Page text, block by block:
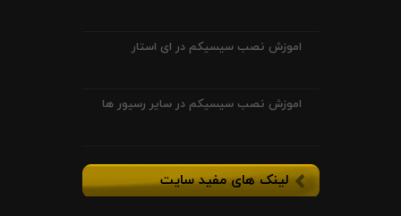
اموزش نصب سیسیکم در ای استار
اموزش نصب سیسیکم در سایر رسیور ها
لینک های مفید سایت